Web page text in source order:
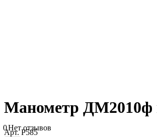
Манометр ДМ2010ф
0Нет отзывов
Арт.P585